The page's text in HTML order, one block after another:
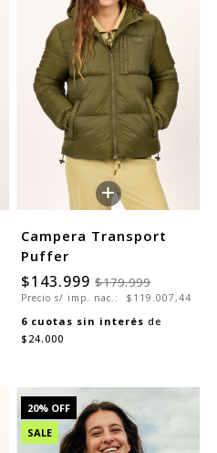
+
Campera Transport
Puffer
$143.999 $179.999
Precio s/ imp. nac.: $119.007,44
6 cuotas sin interés de
$24.000
20% OFF
SALE